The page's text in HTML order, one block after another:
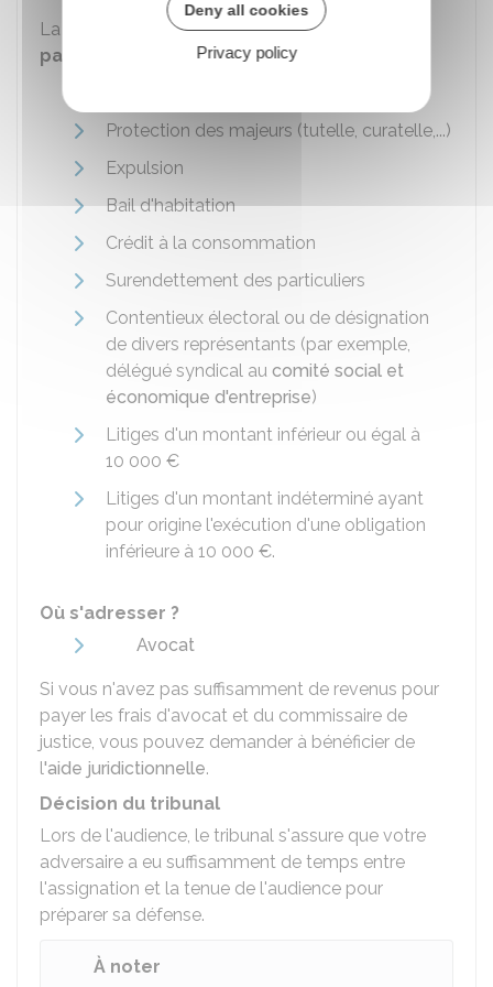
La représentation par un avocat n'est toutefois
pas obligatoire
dans les litiges suivants :
Protection des majeurs (tutelle, curatelle,...)
Expulsion
Bail d'habitation
Crédit à la consommation
Surendettement des particuliers
Contentieux électoral ou de désignation
de divers représentants (par exemple,
délégué syndical au comité social et
économique d'entreprise)
Litiges d'un montant inférieur ou égal à
10 000 €
Litiges d'un montant indéterminé ayant
pour origine l'exécution d'une obligation
inférieure à 10 000 €.
Où s'adresser ?
Avocat
Si vous n'avez pas suffisamment de revenus pour
payer les frais d'avocat et du commissaire de
justice, vous pouvez demander à bénéficier de
l'aide juridictionnelle.
Décision du tribunal
Lors de l'audience, le tribunal s'assure que votre
adversaire a eu suffisamment de temps entre
l'assignation et la tenue de l'audience pour
préparer sa défense.
À noter
Deny all cookies
Privacy policy